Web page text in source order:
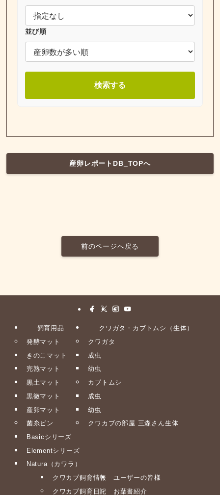
並び順
検索する
産卵レポートDB_TOPへ
前のページへ戻る
飼育用品
発酵マット
きのこマット
完熟マット
黒土マット
黒微マット
産卵マット
菌糸ビン
Basicシリーズ
Elementシリーズ
Natura（カワラ）
クワガタ・カブトムシ（生体）
クワガタ
成虫
幼虫
カブトムシ
成虫
幼虫
クワカブの部屋 三森さん生体
クワカブ飼育情報
クワカブ飼育日記
ユーザーの皆様
お葉書紹介